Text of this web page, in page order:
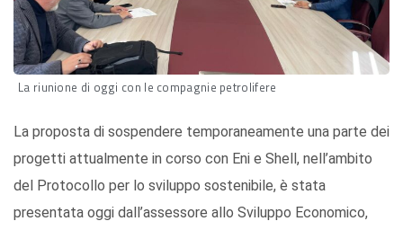
La riunione di oggi con le compagnie petrolifere
La proposta di sospendere temporaneamente una parte dei
progetti attualmente in corso con Eni e Shell, nell’ambito
del Protocollo per lo sviluppo sostenibile, è stata
presentata oggi dall’assessore allo Sviluppo Economico,